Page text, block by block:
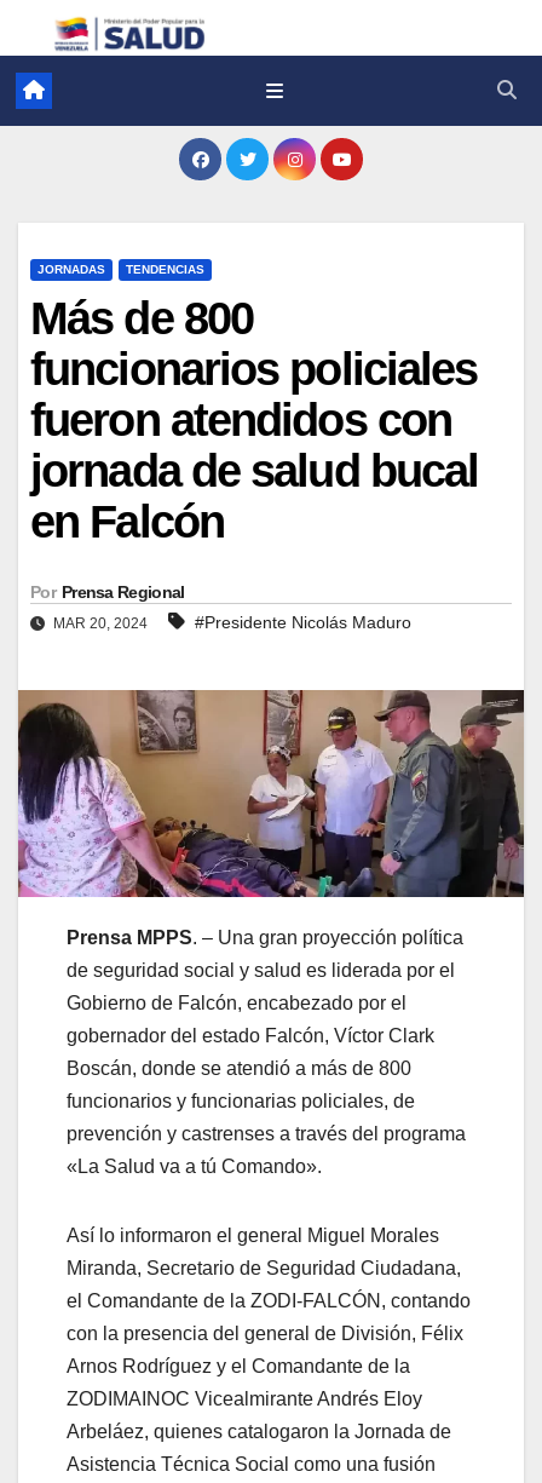
JORNADAS TENDENCIAS
Más de 800
funcionarios policiales
fueron atendidos con
jornada de salud bucal
en Falcón
Por Prensa Regional
MAR 20, 2024 #Presidente Nicolás Maduro
Prensa MPPS. – Una gran proyección política
de seguridad social y salud es liderada por el
Gobierno de Falcón, encabezado por el
gobernador del estado Falcón, Víctor Clark
Boscán, donde se atendió a más de 800
funcionarios y funcionarias policiales, de
prevención y castrenses a través del programa
«La Salud va a tú Comando».
Así lo informaron el general Miguel Morales
Miranda, Secretario de Seguridad Ciudadana,
el Comandante de la ZODI-FALCÓN, contando
con la presencia del general de División, Félix
Arnos Rodríguez y el Comandante de la
ZODIMAINOC Vicealmirante Andrés Eloy
Arbeláez, quienes catalogaron la Jornada de
Asistencia Técnica Social como una fusión